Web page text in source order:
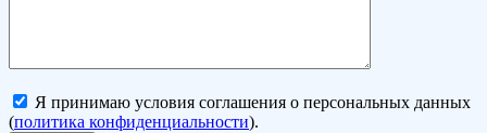
Я принимаю условия соглашения о персональных данных
(политика конфиденциальности).